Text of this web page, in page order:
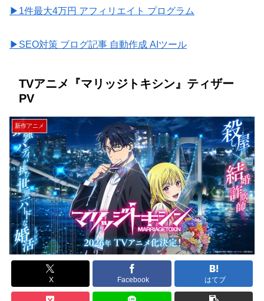
▶1件最大4万円 アフィリエイト プログラム
▶SEO対策 ブログ記事 自動作成 AIツール
TVアニメ『マリッジトキシン』ティザー
PV
新作アニメ
X Facebook はてブ